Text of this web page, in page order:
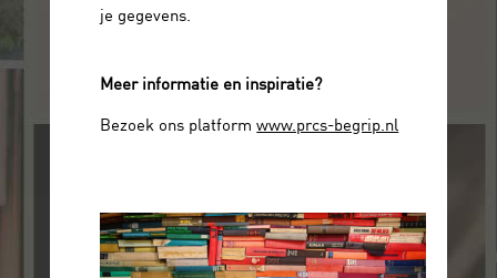
je gegevens.
Meer informatie en inspiratie?
Bezoek ons platformwww.prcs-begrip.nl